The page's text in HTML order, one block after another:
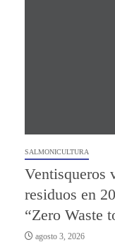
SALMONICULTURA
Ventisqueros
residuos en
“Zero Waste
agosto 3, 2026